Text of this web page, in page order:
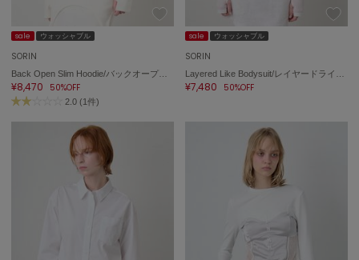
sale ウォッシャブル
SORIN
¥8,470 50%OFF
2.0 (1件)
sale ウォッシャブル
SORIN
¥7,480 50%OFF